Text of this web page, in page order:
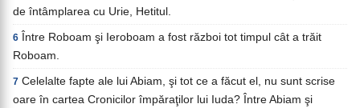
de întâmplarea cu Urie, Hetitul.
6
Între Roboam şi Ieroboam a fost război tot timpul cât a trăit
Roboam.
7 Celelalte fapte ale lui Abiam, şi tot ce a făcut el, nu sunt scrise
oare în cartea Cronicilor împăraţilor lui Iuda? Între Abiam şi